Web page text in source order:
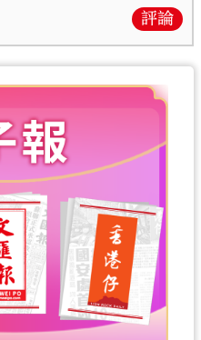
評論